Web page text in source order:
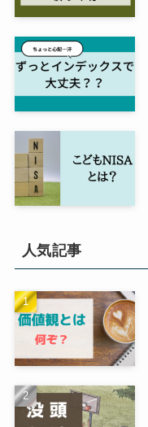
人気記事